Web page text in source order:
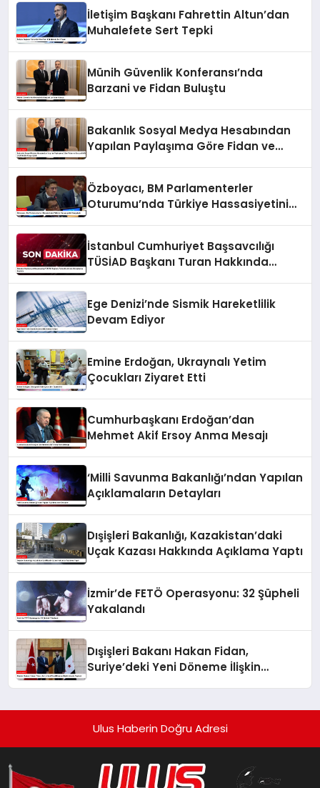
İletişim Başkanı Fahrettin Altun’dan
Muhalefete Sert Tepki
Münih Güvenlik Konferansı’nda
Barzani ve Fidan Buluştu
Bakanlık Sosyal Medya Hesabından
Yapılan Paylaşıma Göre Fidan ve
Özboyacı, BM Parlamenterler
Oturumu’nda Türkiye Hassasiyetini
İstanbul Cumhuriyet Başsavcılığı
TÜSİAD Başkanı Turan Hakkında
Ege Denizi’nde Sismik Hareketlilik
Devam Ediyor
Emine Erdoğan, Ukraynalı Yetim
Çocukları Ziyaret Etti
Cumhurbaşkanı Erdoğan’dan
Mehmet Akif Ersoy Anma Mesajı
‘Milli Savunma Bakanlığı’ndan Yapılan
Açıklamaların Detayları
Dışişleri Bakanlığı, Kazakistan’daki
Uçak Kazası Hakkında Açıklama Yaptı
İzmir’de FETÖ Operasyonu: 32 Şüpheli
Yakalandı
Dışişleri Bakanı Hakan Fidan,
Suriye’deki Yeni Döneme İlişkin
Ulus Haberin Doğru Adresi